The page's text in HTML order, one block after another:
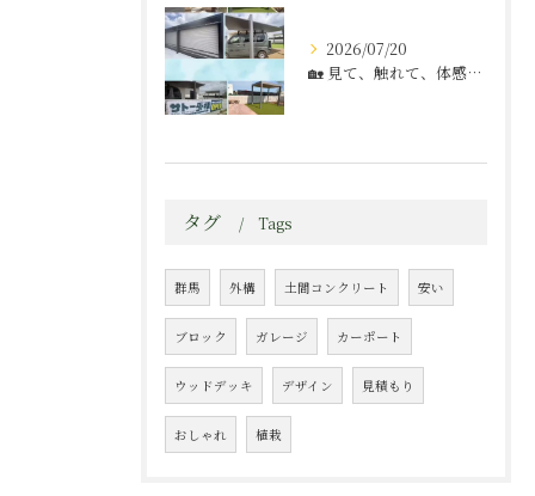
2026/07/20
🏡 見て、触れて、体感できる展示場へ。
タグ Tags
群馬 外構 土間コンクリート 安い
ブロック ガレージ カーポート
ウッドデッキ デザイン 見積もり
おしゃれ 植栽